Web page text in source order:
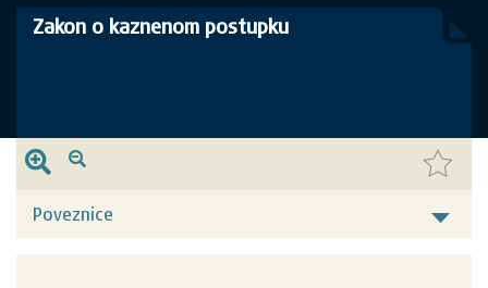
Zakon o kaznenom postupku
Poveznice